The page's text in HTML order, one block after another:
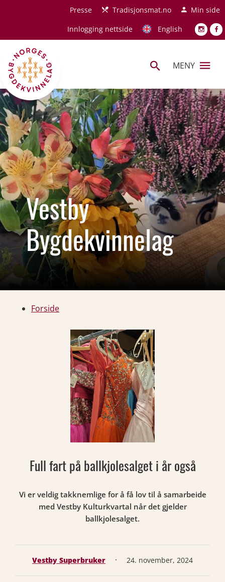
Hopp til hovedinnholdPresse Tradisjonsmat.no
Min side
Innlogging nettside
English
MENY
Vestby
Bygdekvinnelag
Forside
Full fart på ballkjolesalget i år også
Vi er veldig takknemlige for å få lov til å samarbeide
med Vestby Kulturkvartal når det gjelder
ballkjolesalget.
Vestby Superbruker · 24. november, 2024